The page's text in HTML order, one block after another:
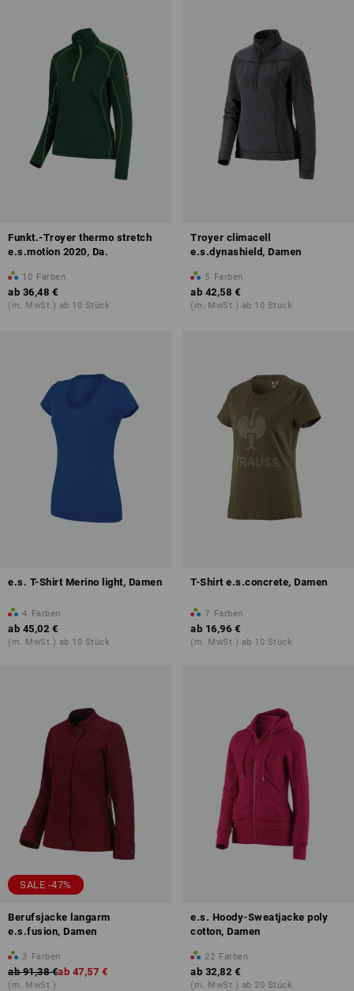
Funkt.-Troyer thermo stretch
e.s.motion 2020, Da.
10 Farben
ab 36,48 €
(m. MwSt.) ab 10 Stück
Troyer climacell
e.s.dynashield, Damen
5 Farben
ab 42,58 €
(m. MwSt.) ab 10 Stück
e.s. T-Shirt Merino light, Damen
4 Farben
ab 45,02 €
(m. MwSt.) ab 10 Stück
T-Shirt e.s.concrete, Damen
7 Farben
ab 16,96 €
(m. MwSt.) ab 10 Stück
SALE -47%
Berufsjacke langarm
e.s.fusion, Damen
3 Farben
ab 91,38 €ab 47,57 €
(m. MwSt.)
e.s. Hoody-Sweatjacke poly
cotton, Damen
22 Farben
ab 32,82 €
(m. MwSt.) ab 20 Stück